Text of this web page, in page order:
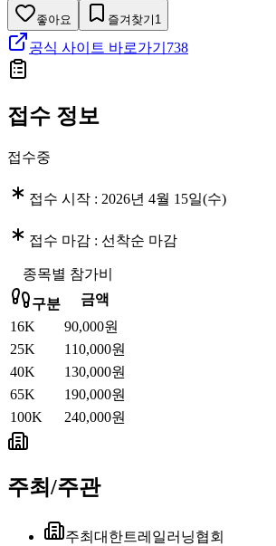
좋아요 즐겨찾기 1
공식 사이트 바로가기 738
접수 정보
접수중
접수 시작 : 2026년 4월 15일(수)
접수 마감 : 선착순 마감
종목별 참가비
구분
금액
16K
90,000원
25K
110,000원
40K
130,000원
65K
190,000원
100K
240,000원
주최/주관
주최 대한트레일러닝협회